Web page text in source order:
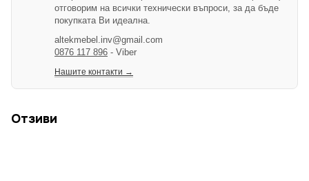
отговорим на всички технически въпроси, за да бъде
покупката Ви идеална.
altekmebel.inv@gmail.com
0876 117 896 - Viber
Нашите контакти →
Отзиви